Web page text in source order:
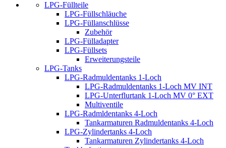
LPG-Füllteile
LPG-Füllschläuche
LPG-Füllanschlüsse
Zubehör
LPG-Fülladapter
LPG-Füllsets
Erweiterungsteile
LPG-Tanks
LPG-Radmuldentanks 1-Loch
LPG-Radmuldentanks 1-Loch MV INT
LPG-Unterflurtank 1-Loch MV 0° EXT
Multiventile
LPG-Radmldentanks 4-Loch
Tankarmaturen Radmuldentanks 4-Loch
LPG-Zylindertanks 4-Loch
Tankarmaturen Zylindertanks 4-Loch